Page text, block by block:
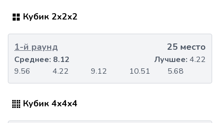
Кубик 2x2x2
1-й раунд 25 место
9.56 4.22 9.12 10.51 5.68
Среднее: 8.12 Лучшее: 4.22
Кубик 4x4x4